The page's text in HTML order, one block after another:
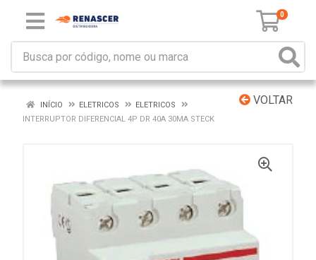
0
VOLTAR
INÍCIO ELETRICOS
ELETRICOS
INTERRUPTOR DIFERENCIAL 4P DR 40A 30MA STECK